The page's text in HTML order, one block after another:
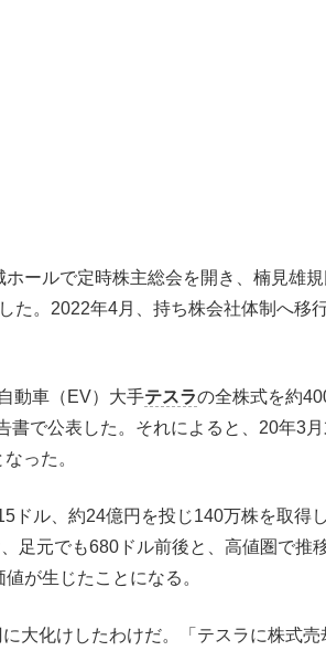
ールで定時株主総会を開き、楠見雄規
た。2022年4月、持ち株会社体制へ移
動車（EV）大手テスラの全株式を約
書で公表した。それによると、20年3
った。
ル、約24億円を投じ140万株を取得
足元でも680ドル前後と、高値圏で推
が生じたことになる。
大化けしたわけだ。「テスラに株式売